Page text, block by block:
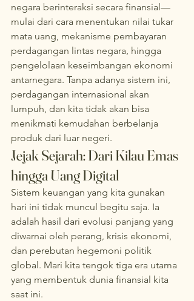
negara berinteraksi secara finansial—
mulai dari cara menentukan nilai tukar
mata uang, mekanisme pembayaran
perdagangan lintas negara, hingga
pengelolaan keseimbangan ekonomi
antarnegara. Tanpa adanya sistem ini,
perdagangan internasional akan
lumpuh, dan kita tidak akan bisa
menikmati kemudahan berbelanja
produk dari luar negeri.
Jejak Sejarah: Dari Kilau Emas
hingga Uang Digital
Sistem keuangan yang kita gunakan
hari ini tidak muncul begitu saja. Ia
adalah hasil dari evolusi panjang yang
diwarnai oleh perang, krisis ekonomi,
dan perebutan hegemoni politik
global. Mari kita tengok tiga era utama
yang membentuk dunia finansial kita
saat ini.